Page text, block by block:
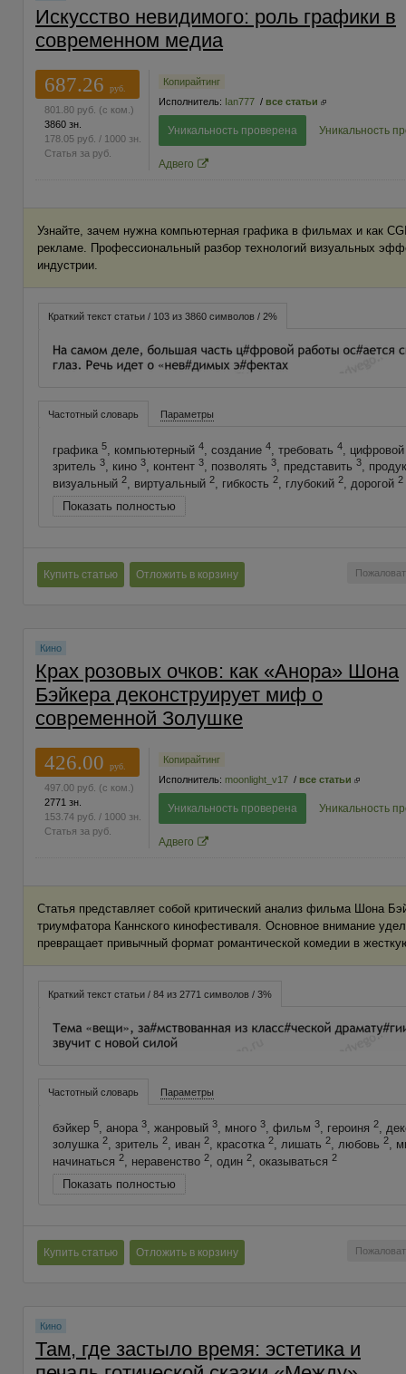
Искусство невидимого: роль графики в
современном медиа
687.26
руб.
801.80 руб. (с ком.)
3860 зн.
178.05 руб. / 1000 зн.
Статья за руб.
Копирайтинг
Исполнитель: Ian777 / все статьи
Уникальность проверена Уникальность
Адвего
Узнайте, зачем нужна компьютерная графика в фильмах и как
рекламе. Профессиональный разбор технологий визуальных
индустрии.
Краткий текст статьи / 103 из 3860 символов / 2%
Частотный словарь Параметры
графика 5, компьютерный 4, создание 4, требовать 4,
зритель 3, кино 3, контент 3, позволять 3, представить 3,
визуальный 2, виртуальный 2, гибкость 2, глубокий 2, дорогой 2
Показать полностью
Купить статью Отложить в корзину
Кино
Крах розовых очков: как «Анора» Шона
Бэйкера деконструирует миф о
современной Золушке
426.00
руб.
497.00 руб. (с ком.)
2771 зн.
153.74 руб. / 1000 зн.
Статья за руб.
Копирайтинг
Исполнитель: moonlight_v17 / все статьи
Уникальность проверена Уникальность
Адвего
Статья представляет собой критический анализ фильма Шона
триумфатора Каннского кинофестиваля. Основное внимание
превращает привычный формат романтической комедии в
Краткий текст статьи / 84 из 2771 символов / 3%
Частотный словарь Параметры
бэйкер 5, анора 3, жанровый 3, много 3, фильм 3, героиня 2,
золушка 2, зритель 2, иван 2, красотка 2, лишать 2, любовь 2,
начинаться 2, неравенство 2, один 2, оказываться 2
Показать полностью
Купить статью Отложить в корзину
Кино
Там, где застыло время: эстетика и